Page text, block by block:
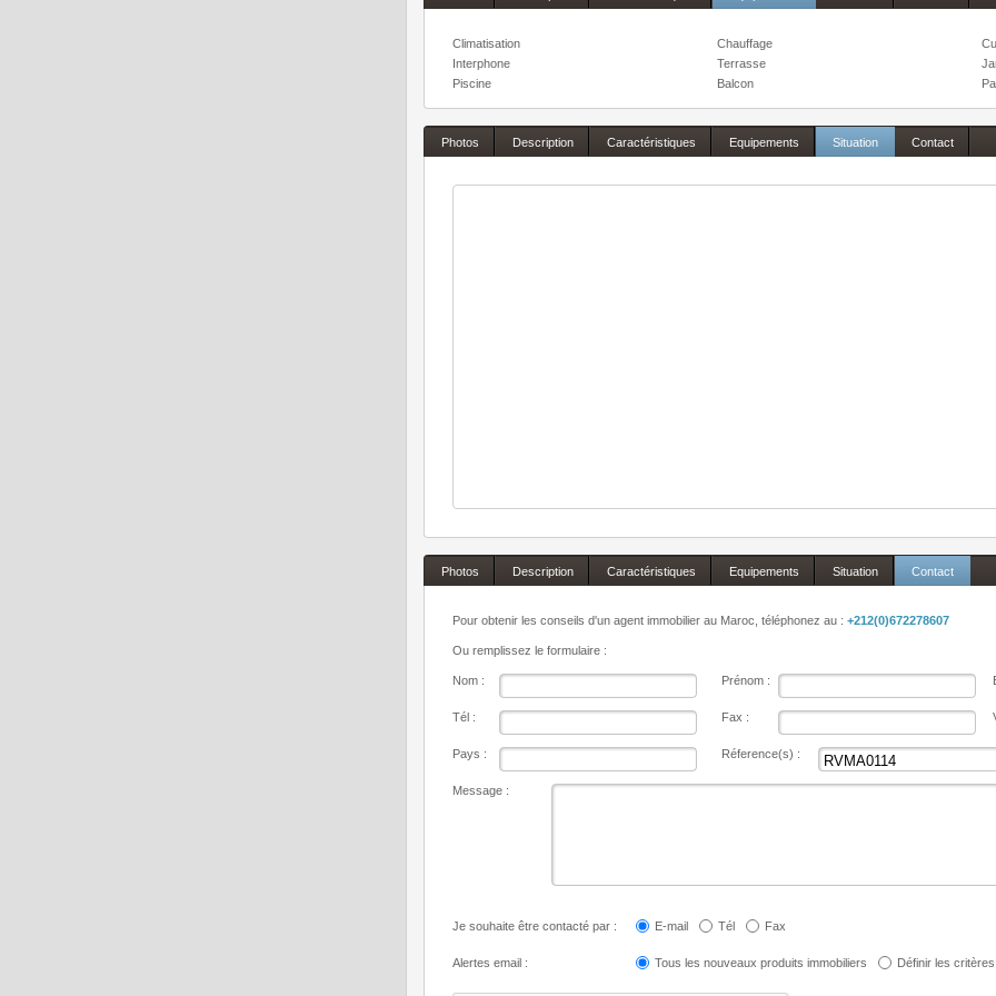
Climatisation Chauffage
Interphone
Terrasse
Piscine
Balcon
Photos Description Caractéristiques Equipements Situation Contact
Photos Description Caractéristiques Equipements Situation Contact
Pour obtenir les conseils d'un agent immobilier au Maroc, téléphonez au : +212(0)672278607
Ou remplissez le formulaire :
Nom : Prénom :
Tél : Fax :
Pays : Réference(s) :
Message :
Je souhaite être contacté par : E-mail Tél Fax
Alertes email : Tous les nouveaux produits immobiliers Définir les critères